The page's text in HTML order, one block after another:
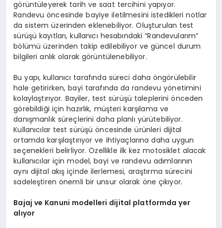
görüntüleyerek tarih ve saat tercihini yapıyor.
Randevu öncesinde bayiye iletilmesini istedikleri notlar
da sistem üzerinden eklenebiliyor. Oluşturulan test
sürüşü kayıtları, kullanıcı hesabındaki “Randevularım”
bölümü üzerinden takip edilebiliyor ve güncel durum
bilgileri anlık olarak görüntülenebiliyor.
Bu yapı, kullanıcı tarafında süreci daha öngörülebilir
hale getirirken, bayi tarafında da randevu yönetimini
kolaylaştırıyor. Bayiler, test sürüşü taleplerini önceden
görebildiği için hazırlık, müşteri karşılama ve
danışmanlık süreçlerini daha planlı yürütebiliyor.
Kullanıcılar test sürüşü öncesinde ürünleri dijital
ortamda karşılaştırıyor ve ihtiyaçlarına daha uygun
seçenekleri belirliyor. Özellikle ilk kez motosiklet alacak
kullanıcılar için model, bayi ve randevu adımlarının
aynı dijital akış içinde ilerlemesi, araştırma sürecini
sadeleştiren önemli bir unsur olarak öne çıkıyor.
Bajaj ve Kanuni modelleri dijital platformda yer
alıyor